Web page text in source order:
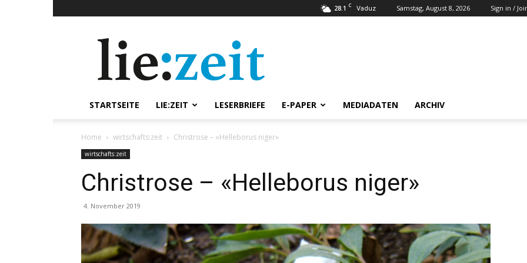
28.1 C Vaduz Samstag, August 8, 2026 Sign in /
STARTSEITE LIE:ZEIT LESERBRIEFE E-PAPER MEDIADATEN ARCHIV
Home wirtschafts:zeit Christrose – «Helleborus niger»
wirtschafts:zeit
Christrose – «Helleborus niger»
4. November 2019